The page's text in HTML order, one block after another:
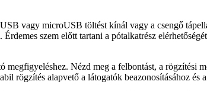
vagy microUSB töltést kínál vagy a csengő
szem előtt tartani a pótalkatrész
Nézd meg a felbontást, a rögzítési
rögzítés alapvető a látogatók beazonosításához